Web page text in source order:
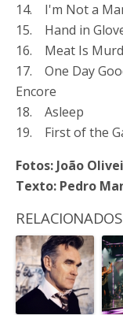
14. I'm Not a
15. Hand in
16. Meat Is
17. One Day
Encore
18. Asleep
19. First of the
Fotos: João
Texto: Pedro
RELACIONADOS